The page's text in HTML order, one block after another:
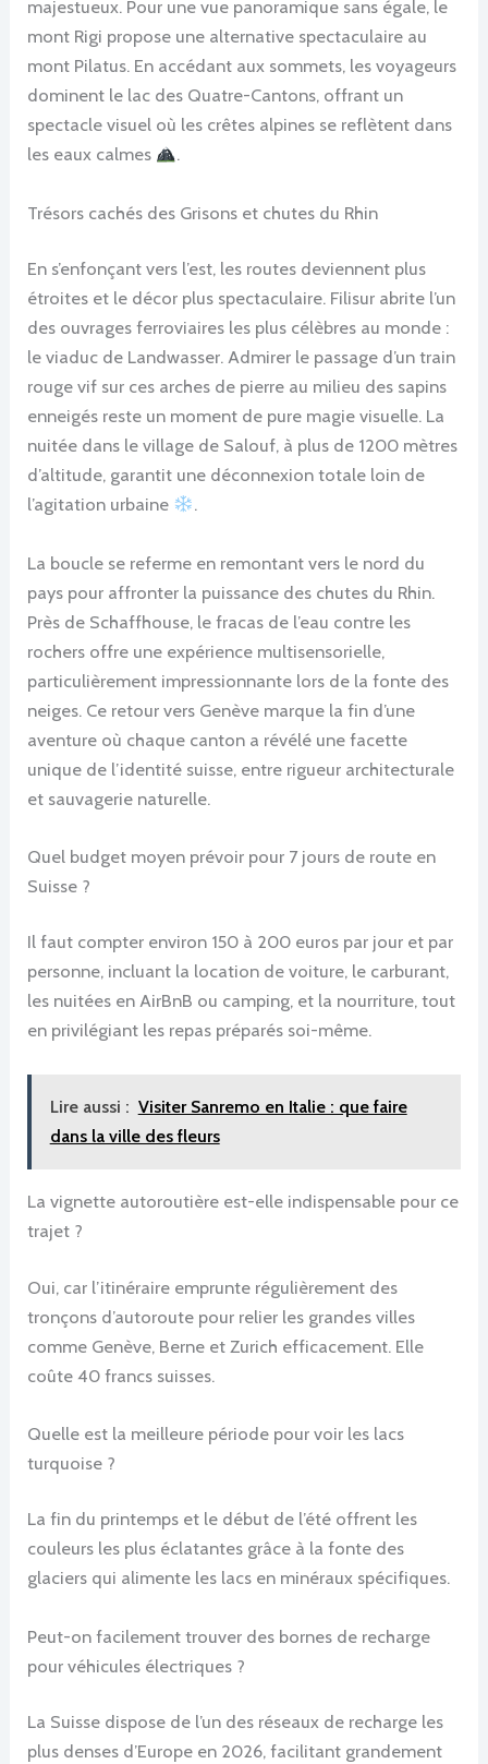
majestueux. Pour une vue panoramique sans égale, le
mont Rigi propose une alternative spectaculaire au
mont Pilatus. En accédant aux sommets, les voyageurs
dominent le lac des Quatre-Cantons, offrant un
spectacle visuel où les crêtes alpines se reflètent dans
les eaux calmes
.
Trésors cachés des Grisons et chutes du Rhin
En s’enfonçant vers l’est, les routes deviennent plus
étroites et le décor plus spectaculaire. Filisur abrite l’un
des ouvrages ferroviaires les plus célèbres au monde :
le viaduc de Landwasser. Admirer le passage d’un train
rouge vif sur ces arches de pierre au milieu des sapins
enneigés reste un moment de pure magie visuelle. La
nuitée dans le village de Salouf, à plus de 1200 mètres
d’altitude, garantit une déconnexion totale loin de
l’agitation urbaine
.
La boucle se referme en remontant vers le nord du
pays pour affronter la puissance des chutes du Rhin.
Près de Schaffhouse, le fracas de l’eau contre les
rochers offre une expérience multisensorielle,
particulièrement impressionnante lors de la fonte des
neiges. Ce retour vers Genève marque la fin d’une
aventure où chaque canton a révélé une facette
unique de l’identité suisse, entre rigueur architecturale
et sauvagerie naturelle.
Quel budget moyen prévoir pour 7 jours de route en
Suisse ?
Il faut compter environ 150 à 200 euros par jour et par
personne, incluant la location de voiture, le carburant,
les nuitées en AirBnB ou camping, et la nourriture, tout
en privilégiant les repas préparés soi-même.
Lire aussi : Visiter Sanremo en Italie : que faire
dans la ville des fleurs
La vignette autoroutière est-elle indispensable pour ce
trajet ?
Oui, car l’itinéraire emprunte régulièrement des
tronçons d’autoroute pour relier les grandes villes
comme Genève, Berne et Zurich efficacement. Elle
coûte 40 francs suisses.
Quelle est la meilleure période pour voir les lacs
turquoise ?
La fin du printemps et le début de l’été offrent les
couleurs les plus éclatantes grâce à la fonte des
glaciers qui alimente les lacs en minéraux spécifiques.
Peut-on facilement trouver des bornes de recharge
pour véhicules électriques ?
La Suisse dispose de l’un des réseaux de recharge les
plus denses d’Europe en 2026, facilitant grandement